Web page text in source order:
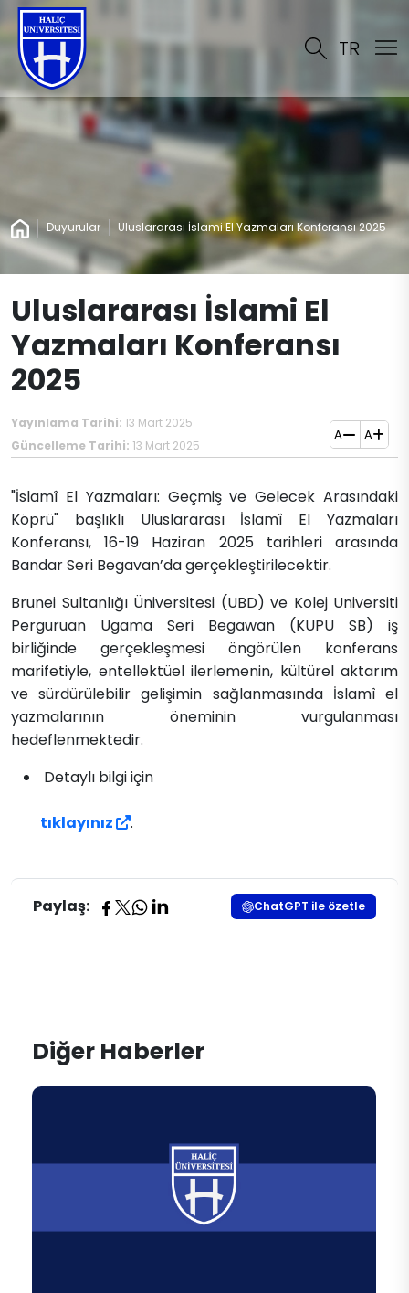
TR
Duyurular Uluslararası İslami El Yazmaları Konferansı 2025
Uluslararası İslami El
Yazmaları Konferansı
2025
Yayınlama Tarihi: 13 Mart 2025
Güncelleme Tarihi: 13 Mart 2025
A A
"İslamî El Yazmaları: Geçmiş ve Gelecek Arasındaki
Köprü" başlıklı Uluslararası İslamî El Yazmaları
Konferansı, 16-19 Haziran 2025 tarihleri arasında
Bandar Seri Begavan’da gerçekleştirilecektir.
Brunei Sultanlığı Üniversitesi (UBD) ve Kolej Universiti
Perguruan Ugama Seri Begawan (KUPU SB) iş
birliğinde gerçekleşmesi öngörülen konferans
marifetiyle, entellektüel ilerlemenin, kültürel aktarım
ve sürdürülebilir gelişimin sağlanmasında İslamî el
yazmalarının öneminin vurgulanması
hedeflenmektedir.
Detaylı bilgi için
tıklayınız .
Paylaş: ChatGPT ile özetle
Diğer Haberler